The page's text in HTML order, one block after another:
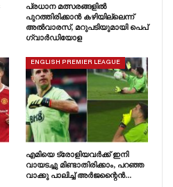
പ്രധാന മത്സരങ്ങളിൽ
പുറത്തിരിക്കാൻ കഴിയില്ലെന്ന്
അൽവാരസ്, മറുപടിയുമായി പെപ്
ഗ്വാർഡിയോള
ENGLISH PREMIER LEAGUE
എമിയെ ട്രോളിയവർക്ക് ഇനി
വായടച്ചു മിണ്ടാതിരിക്കാം, പറഞ്ഞ
വാക്കു പാലിച്ച് അർജന്റൈൻ…